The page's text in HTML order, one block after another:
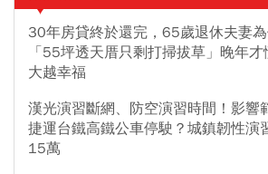
30年房貸終於還完，65歲退休夫妻
「55坪透天厝只剩打掃拔草」晚年
大越幸福
漢光演習斷網、防空演習時間！影
捷運台鐵高鐵公車停駛？城鎮韌性演
15萬